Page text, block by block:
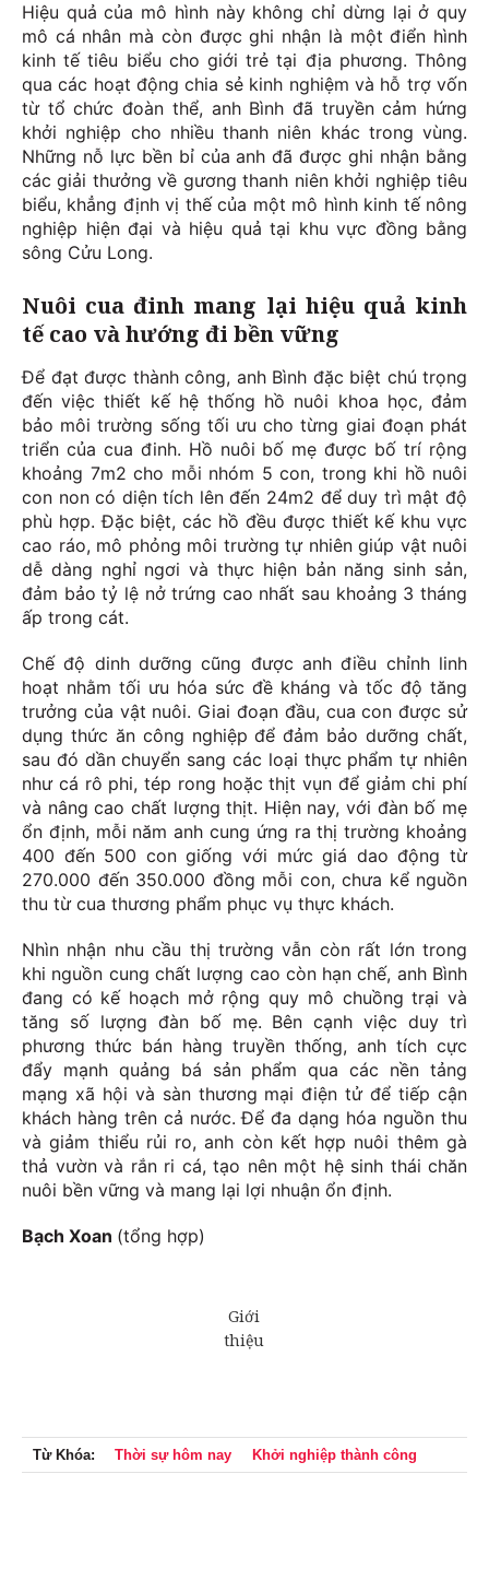
Hiệu quả của mô hình này không chỉ dừng lại ở quy
mô cá nhân mà còn được ghi nhận là một điển hình
kinh tế tiêu biểu cho giới trẻ tại địa phương. Thông
qua các hoạt động chia sẻ kinh nghiệm và hỗ trợ vốn
từ tổ chức đoàn thể, anh Bình đã truyền cảm hứng
khởi nghiệp cho nhiều thanh niên khác trong vùng.
Những nỗ lực bền bỉ của anh đã được ghi nhận bằng
các giải thưởng về gương thanh niên khởi nghiệp tiêu
biểu, khẳng định vị thế của một mô hình kinh tế nông
nghiệp hiện đại và hiệu quả tại khu vực đồng bằng
sông Cửu Long.
Nuôi cua đinh mang lại hiệu quả kinh
tế cao và hướng đi bền vững
Để đạt được thành công, anh Bình đặc biệt chú trọng
đến việc thiết kế hệ thống hồ nuôi khoa học, đảm
bảo môi trường sống tối ưu cho từng giai đoạn phát
triển của cua đinh. Hồ nuôi bố mẹ được bố trí rộng
khoảng 7m2 cho mỗi nhóm 5 con, trong khi hồ nuôi
con non có diện tích lên đến 24m2 để duy trì mật độ
phù hợp. Đặc biệt, các hồ đều được thiết kế khu vực
cao ráo, mô phỏng môi trường tự nhiên giúp vật nuôi
dễ dàng nghỉ ngơi và thực hiện bản năng sinh sản,
đảm bảo tỷ lệ nở trứng cao nhất sau khoảng 3 tháng
ấp trong cát.
Chế độ dinh dưỡng cũng được anh điều chỉnh linh
hoạt nhằm tối ưu hóa sức đề kháng và tốc độ tăng
trưởng của vật nuôi. Giai đoạn đầu, cua con được sử
dụng thức ăn công nghiệp để đảm bảo dưỡng chất,
sau đó dần chuyển sang các loại thực phẩm tự nhiên
như cá rô phi, tép rong hoặc thịt vụn để giảm chi phí
và nâng cao chất lượng thịt. Hiện nay, với đàn bố mẹ
ổn định, mỗi năm anh cung ứng ra thị trường khoảng
400 đến 500 con giống với mức giá dao động từ
270.000 đến 350.000 đồng mỗi con, chưa kể nguồn
thu từ cua thương phẩm phục vụ thực khách.
Nhìn nhận nhu cầu thị trường vẫn còn rất lớn trong
khi nguồn cung chất lượng cao còn hạn chế, anh Bình
đang có kế hoạch mở rộng quy mô chuồng trại và
tăng số lượng đàn bố mẹ. Bên cạnh việc duy trì
phương thức bán hàng truyền thống, anh tích cực
đẩy mạnh quảng bá sản phẩm qua các nền tảng
mạng xã hội và sàn thương mại điện tử để tiếp cận
khách hàng trên cả nước. Để đa dạng hóa nguồn thu
và giảm thiểu rủi ro, anh còn kết hợp nuôi thêm gà
thả vườn và rắn ri cá, tạo nên một hệ sinh thái chăn
nuôi bền vững và mang lại lợi nhuận ổn định.
Bạch Xoan (tổng hợp)
Từ Khóa: Thời sự hôm nay Khởi nghiệp thành công